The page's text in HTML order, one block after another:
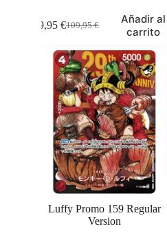
109,95€
El
original
era:
109,95 €.
99,95 €El
actual
es:
99,95 €.
Añadir al
carrito
Luffy Promo 159 Regular
Version